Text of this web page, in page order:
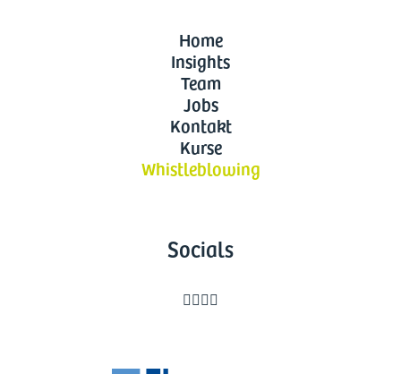
Home
Insights
Team
Jobs
Kontakt
Kurse
Whistleblowing
Socials
   